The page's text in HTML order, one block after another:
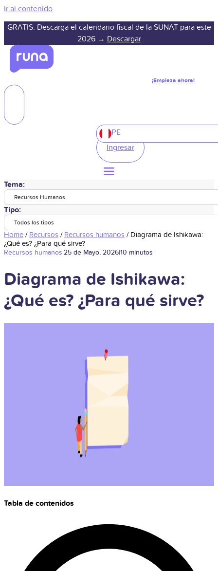
Ir al contenido
GRATIS: Descarga el calendario fiscal de la SUNAT para este
2026 → Descargar
¡Empieza ahora!
PE
Ingresar
Tema:
Recursos Humanos
Tipo:
Todos los tipos
Home / Recursos / Recursos humanos / Diagrama de Ishikawa:
¿Qué es? ¿Para qué sirve?
Recursos humanos|25 de Mayo, 2026|10 minutos
Diagrama de Ishikawa:
¿Qué es? ¿Para qué sirve?
Tabla de contenidos